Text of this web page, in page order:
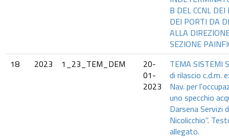
B DEL CCNL
DEI PORTI DA
ALLA
SEZIONE
18
2023 1_23_TEM_DEM
20-
01-
2023
TEMA SISTEMI
di rilascio c.d.m.
Nav. per
uno specchio
Darsena Servizi
Nicolicchio".
allegato.